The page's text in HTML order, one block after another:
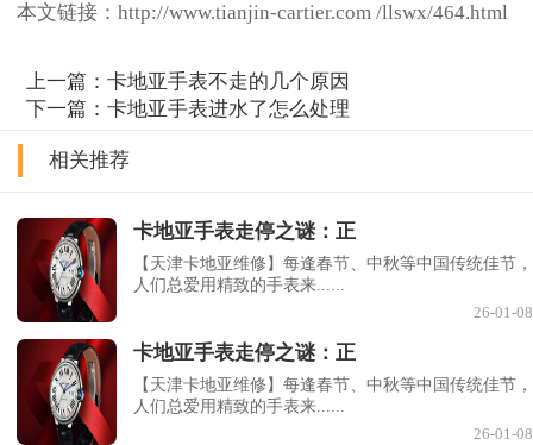
本文链接：http://www.tianjin-cartier.com /llswx/464.html
上一篇：卡地亚手表不走的几个原因
下一篇：卡地亚手表进水了怎么处理
相关推荐
卡地亚手表走停之谜：正
【天津卡地亚维修】每逢春节、中秋等中国传统佳节，
人们总爱用精致的手表来......
26-01-08
卡地亚手表走停之谜：正
【天津卡地亚维修】每逢春节、中秋等中国传统佳节，
人们总爱用精致的手表来......
26-01-08